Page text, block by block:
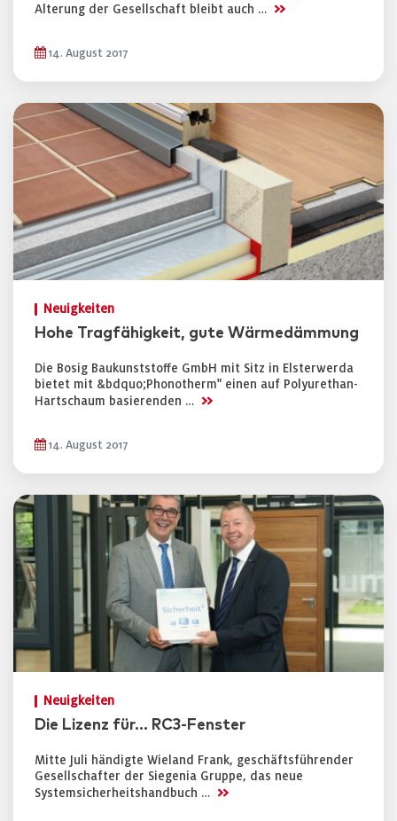
Alterung der Gesellschaft bleibt auch … >>
14. August 2017
Neuigkeiten
Hohe Tragfähigkeit, gute Wärmedämmung
Die Bosig Baukunststoffe GmbH mit Sitz in Elsterwerda
bietet mit &bdquo;Phonotherm" einen auf Polyurethan-
Hartschaum basierenden … >>
14. August 2017
Neuigkeiten
Die Lizenz für... RC3-Fenster
Mitte Juli händigte Wieland Frank, geschäftsführender
Gesellschafter der Siegenia Gruppe, das neue
Systemsicherheitshandbuch … >>